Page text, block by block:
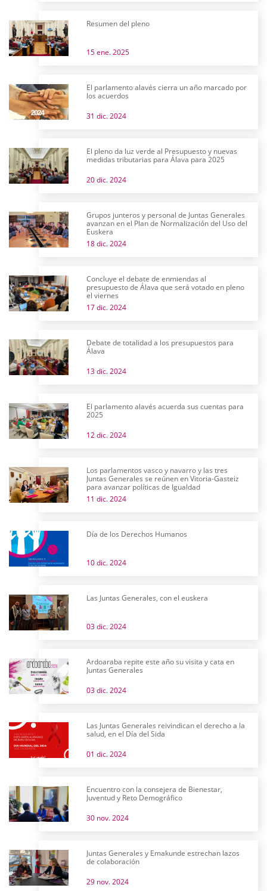
Resumen del pleno
15 ene. 2025
El parlamento alavés cierra un año marcado por
los acuerdos
31 dic. 2024
El pleno da luz verde al Presupuesto y nuevas
medidas tributarias para Álava para 2025
20 dic. 2024
Grupos junteros y personal de Juntas Generales
avanzan en el Plan de Normalización del Uso del
Euskera
18 dic. 2024
Concluye el debate de enmiendas al
presupuesto de Álava que será votado en pleno
el viernes
17 dic. 2024
Debate de totalidad a los presupuestos para
Álava
13 dic. 2024
El parlamento alavés acuerda sus cuentas para
2025
12 dic. 2024
Los parlamentos vasco y navarro y las tres
Juntas Generales se reúnen en Vitoria-Gasteiz
para avanzar políticas de Igualdad
11 dic. 2024
Día de los Derechos Humanos
10 dic. 2024
Las Juntas Generales, con el euskera
03 dic. 2024
Ardoaraba repite este año su visita y cata en
Juntas Generales
03 dic. 2024
Las Juntas Generales reivindican el derecho a la
salud, en el Día del Sida
01 dic. 2024
Encuentro con la consejera de Bienestar,
Juventud y Reto Demográfico
30 nov. 2024
Juntas Generales y Emakunde estrechan lazos
de colaboración
29 nov. 2024